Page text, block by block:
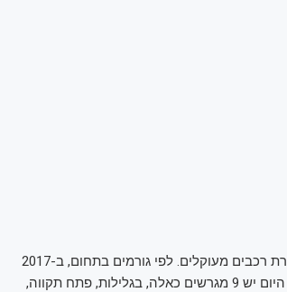
תוצאת לוואי היא הגידול במספר המגרשים שעוסקים במכירת רכבים מעוקלים. לפי גורמים בתחום, ב-2017
היו בארץ 3 מגרשים כאלה שהחזיקו בממוצע 150 מכוניות. היום יש 9 מגרשים כאלה, בגלילות, פתח תקווה,